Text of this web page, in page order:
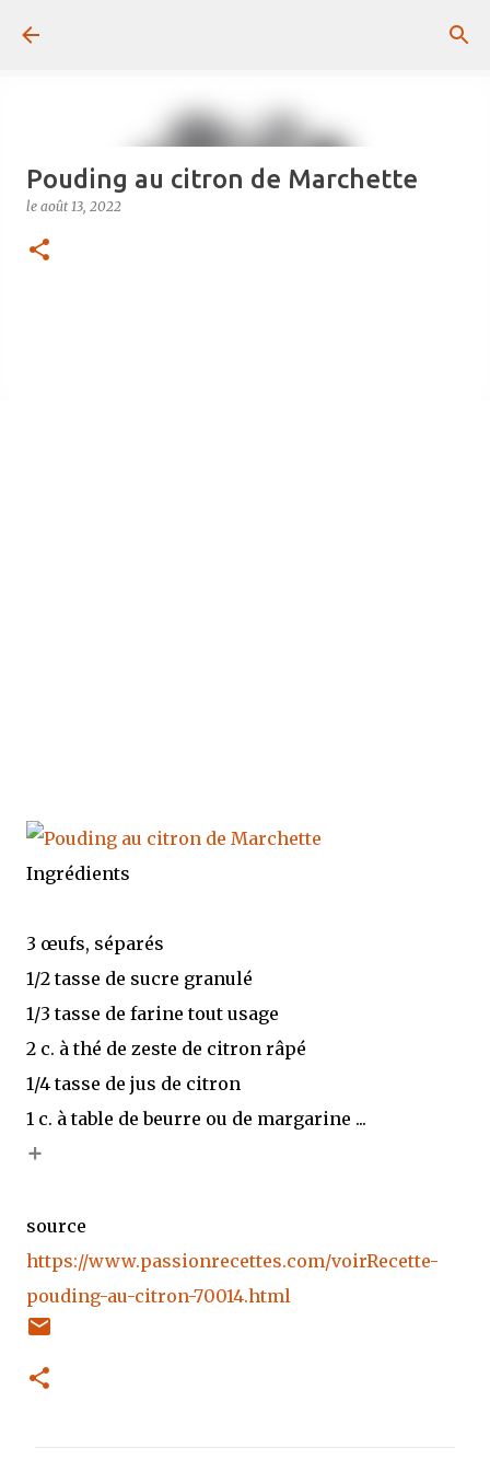
Pouding au citron de Marchette
le août 13, 2022
Ingrédients
3 œufs, séparés
1/2 tasse de sucre granulé
1/3 tasse de farine tout usage
2 c. à thé de zeste de citron râpé
1/4 tasse de jus de citron
1 c. à table de beurre ou de margarine ...
+
source
https://www.passionrecettes.com/voirRecette-
pouding-au-citron-70014.html